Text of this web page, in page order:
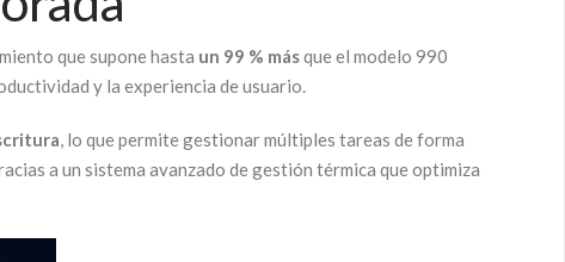
que supone hasta un 99 % másque el modelo 990
y la experiencia de usuario.
, lo que permite gestionar múltiples tareas de forma
a un sistema avanzado de gestión térmica que optimiza